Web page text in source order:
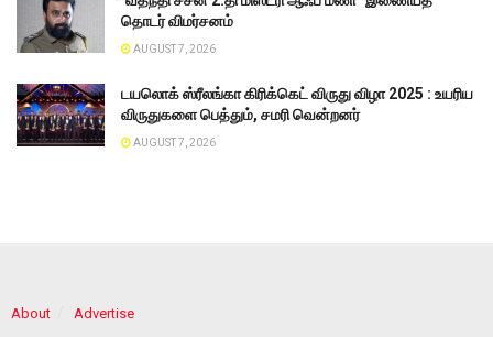
தொடர் விமர்சனம்
AUGUST 7, 2026
டயலொக் ஸ்ரீலங்கா கிரிக்கெட் விருது விழா 2025 : உயரிய
விருதுகளை பெத்தும், சமரி வென்றனர்
AUGUST 7, 2026
About Advertise